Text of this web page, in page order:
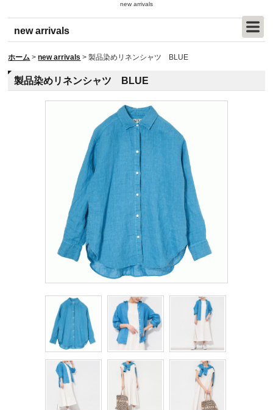
new arrivals
new arrivals
ホーム > new arrivals > 製品染めリネンシャツ BLUE
製品染めリネンシャツ BLUE